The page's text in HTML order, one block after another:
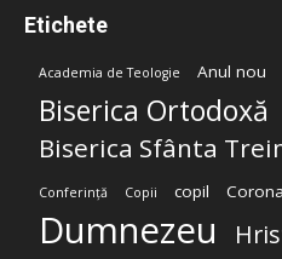
Etichete
Academia de Teologie Anul nou
Biserica Ortodoxă
Biserica Sfânta
Conferință Copii copil
Dumnezeu